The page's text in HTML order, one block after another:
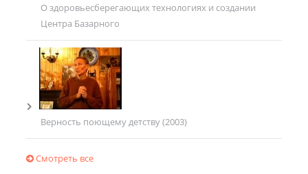
О здоровьесберегающих технологиях и создании
Центра Базарного
Верность поющему детству (2003)
Смотреть все